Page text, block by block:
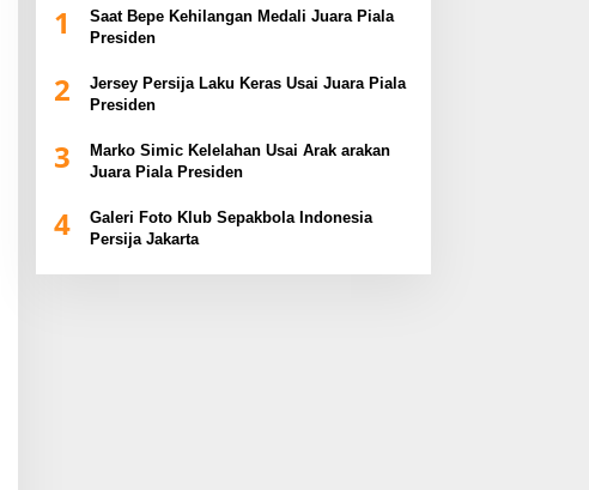
1
Saat Bepe Kehilangan Medali Juara Piala
Presiden
2
Jersey Persija Laku Keras Usai Juara Piala
Presiden
3
Marko Simic Kelelahan Usai Arak arakan
Juara Piala Presiden
4
Galeri Foto Klub Sepakbola Indonesia
Persija Jakarta